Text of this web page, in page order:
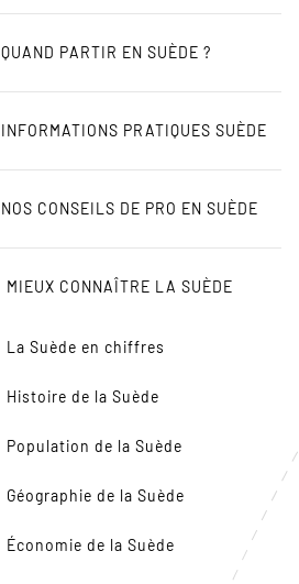
QUAND PARTIR EN SUÈDE ?
INFORMATIONS PRATIQUES SUÈDE
NOS CONSEILS DE PRO EN SUÈDE
MIEUX CONNAÎTRE LA SUÈDE
La Suède en chiffres
Histoire de la Suède
Population de la Suède
Géographie de la Suède
Économie de la Suède